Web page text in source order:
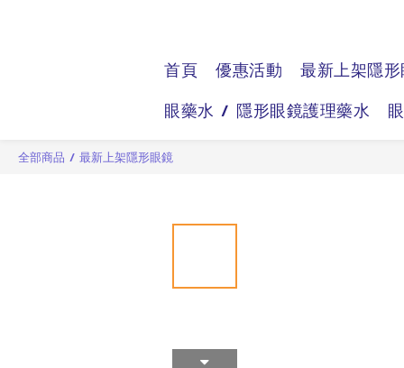
首頁 優惠活動
最新上架隱
眼藥水 / 隱形眼鏡護理藥水
全部商品 / 最新上架隱形眼鏡